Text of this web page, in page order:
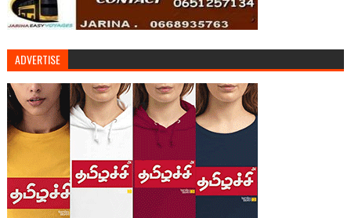
ADVERTISE